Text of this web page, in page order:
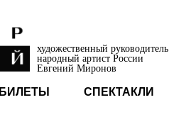
художественный руководитель
народный артист России
Евгений Миронов
БИЛЕТЫ СПЕКТАКЛИ